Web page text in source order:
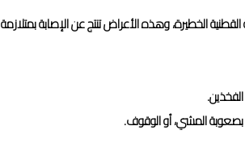
الخطيرة، وهذه الأعراض تنتج عن الإصابة بمتلازمة
المشي، أو الوقوف.